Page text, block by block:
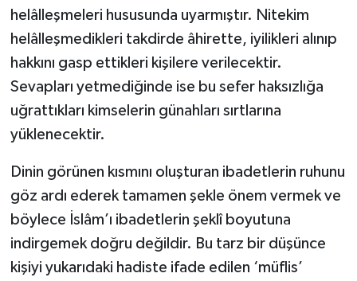
helâlleşmeleri hususunda uyarmıştır. Nitekim
helâlleşmedikleri takdirde âhirette, iyilikleri alınıp
hakkını gasp ettikleri kişilere verilecektir.
Sevapları yetmediğinde ise bu sefer haksızlığa
uğrattıkları kimselerin günahları sırtlarına
yüklenecektir.
Dinin görünen kısmını oluşturan ibadetlerin ruhunu
göz ardı ederek tamamen şekle önem vermek ve
böylece İslâm’ı ibadetlerin şeklî boyutuna
indirgemek doğru değildir. Bu tarz bir düşünce
kişiyi yukarıdaki hadiste ifade edilen ‘müflis’